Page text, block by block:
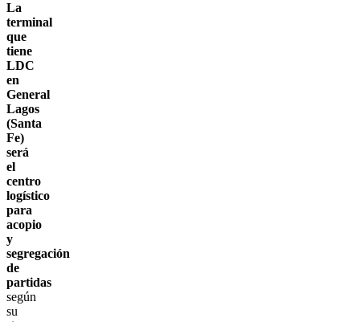
La
terminal
que
tiene
LDC
en
General
Lagos
(Santa
Fe)
será
el
centro
logístico
para
acopio
y
segregación
de
partidas
según
su